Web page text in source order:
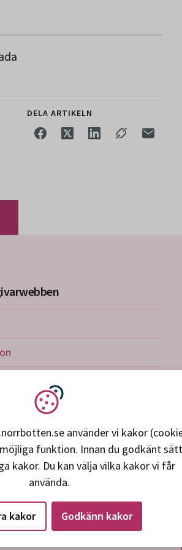
DELA ARTIKELN
Vi använder kakor
använder vi kakor
funktion. Innan du godkänt
kakor. Du kan välja vilka kakor vi får
använda.
kakor Godkänn kakor